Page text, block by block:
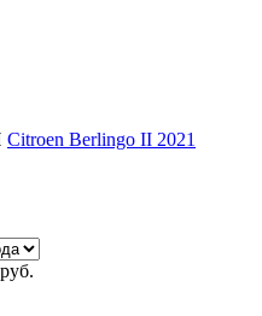
Citroen Berlingo II 2021